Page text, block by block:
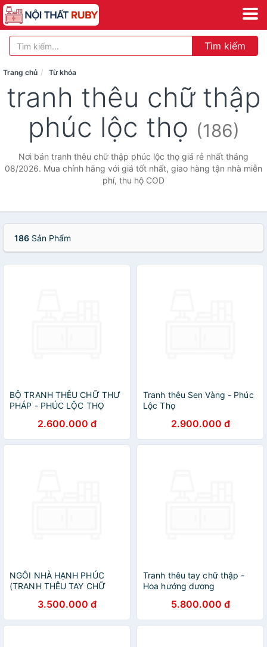
Tìm kiếm
Trang chủ Từ khóa
tranh thêu chữ thập
phúc lộc thọ (186)
Nơi bán tranh thêu chữ thập phúc lộc thọ giá rẻ nhất tháng
08/2026. Mua chính hãng với giá tốt nhất, giao hàng tận nhà miễn
phí, thu hộ COD
186 Sản Phẩm
BỘ TRANH THÊU CHỮ THƯ
PHÁP - PHÚC LỘC THỌ
2.600.000 đ
Tranh thêu Sen Vàng - Phúc
Lộc Thọ
2.900.000 đ
NGÔI NHÀ HẠNH PHÚC
(TRANH THÊU TAY CHỮ
3.500.000 đ
Tranh thêu tay chữ thập -
Hoa hướng dương
5.800.000 đ